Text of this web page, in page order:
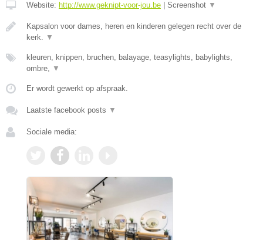
Website: http://www.geknipt-voor-jou.be Screenshot ▼
Kapsalon voor dames, heren en kinderen gelegen recht over de
kerk. ▼
kleuren, knippen, bruchen, balayage, teasylights, babylights,
ombre, ▼
Er wordt gewerkt op afspraak.
Laatste facebook posts ▼
Sociale media: